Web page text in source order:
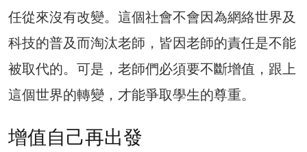
任從來沒有改變。這個社會不會因為網絡世界及
科技的普及而淘汰老師，皆因老師的責任是不能
被取代的。可是，老師們必須要不斷增值，跟上
這個世界的轉變，才能爭取學生的尊重。
增值自己再出發